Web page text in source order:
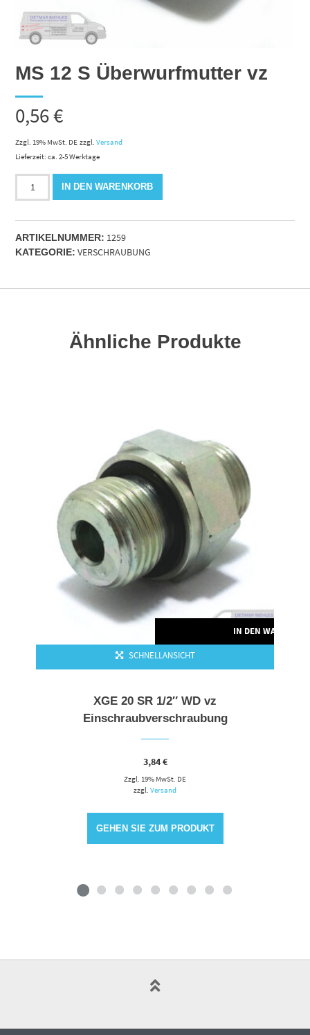
MS 12 S Überwurfmutter vz
0,56€
Zzgl. 19% MwSt. DE zzgl.Versand
Lieferzeit: ca. 2-5 Werktage
MS
Überwurfmutter
vz
Menge
IN DEN WARENKORB
ARTIKELNUMMER: 1259
KATEGORIE: VERSCHRAUBUNG
Ähnliche Produkte
IN DEN
SCHNELLANSICHT
XGE 20 SR 1/2″ WD vz
Einschraubverschraubung
3,84€
Zzgl. 19% MwSt. DE
zzgl.Versand
GEHEN SIE ZUM PRODUKT